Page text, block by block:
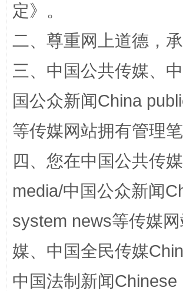
国家大学科技园优化重塑工作
定》。
二、尊重网上道德，
三、中国公共传媒、
国公众新闻China
等传媒网站拥有管理
四、您在中国公共传
media/中国公众新闻
system news等传媒
媒、中国全民传媒
中国法制新闻